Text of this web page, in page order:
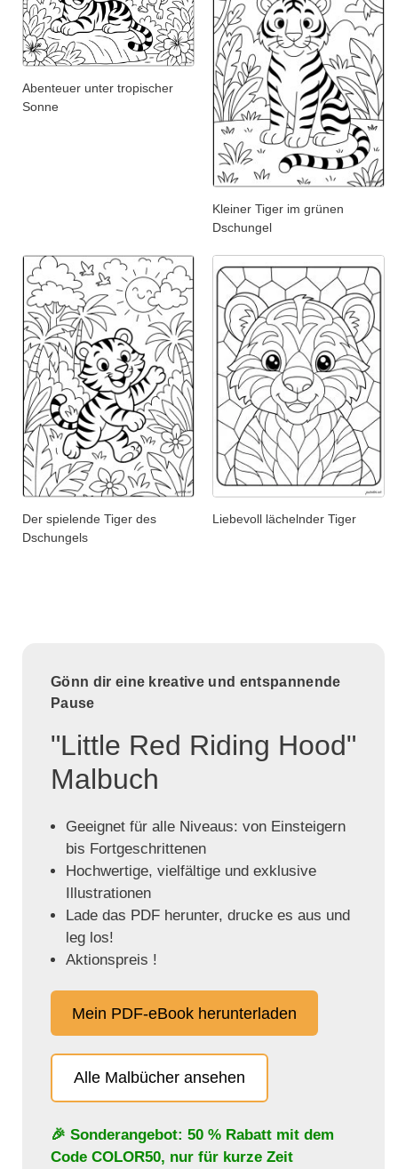
Abenteuer unter tropischer
Sonne
Kleiner Tiger im grünen
Dschungel
Der spielende Tiger des
Dschungels
Liebevoll lächelnder Tiger
Gönn dir eine kreative und entspannende
Pause
"Little Red Riding Hood"
Malbuch
Geeignet für alle Niveaus: von Einsteigern
bis Fortgeschrittenen
Hochwertige, vielfältige und exklusive
Illustrationen
Lade das PDF herunter, drucke es aus und
leg los!
Aktionspreis !
Mein PDF-eBook herunterladen
Alle Malbücher ansehen
🎉 Sonderangebot: 50 % Rabatt mit dem
Code COLOR50, nur für kurze Zeit